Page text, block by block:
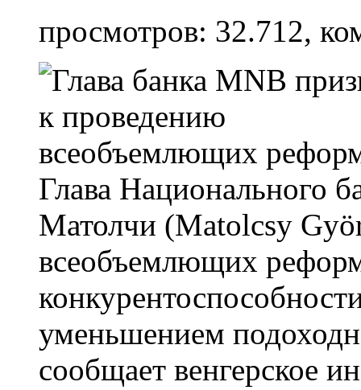
просмотров: 32.712,
Глава Национального
Матолчи (Matolcsy
всеобъемлющих
уменьшением
сообщает венгерское